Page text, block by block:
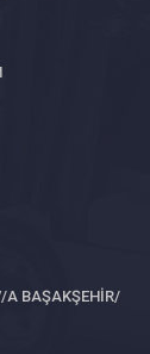
A BAŞAKŞEHİR/